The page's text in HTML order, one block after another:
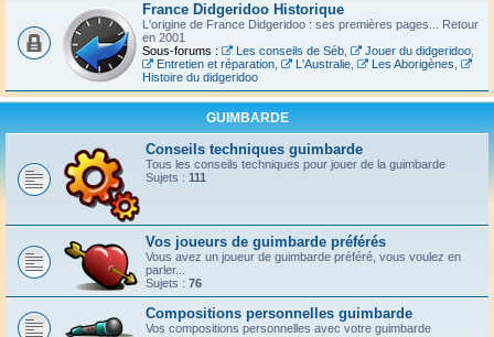
France Didgeridoo Historique
L'origine de France Didgeridoo : ses premières pages... Retour
en 2001
Sous-forums :
Les conseils de Séb, Jouer du didgeridoo,
Entretien et réparation, L'Australie, Les Aborigènes
Histoire du didgeridoo
GUIMBARDE
Conseils techniques guimbarde
Tous les conseils techniques pour jouer de la guimbarde
Sujets : 111
Vos joueurs de guimbarde préférés
Vous avez un joueur de guimbarde préféré, vous voulez en
parler...
Sujets : 76
Compositions personnelles guimbarde
Vos compositions personnelles avec votre guimbarde